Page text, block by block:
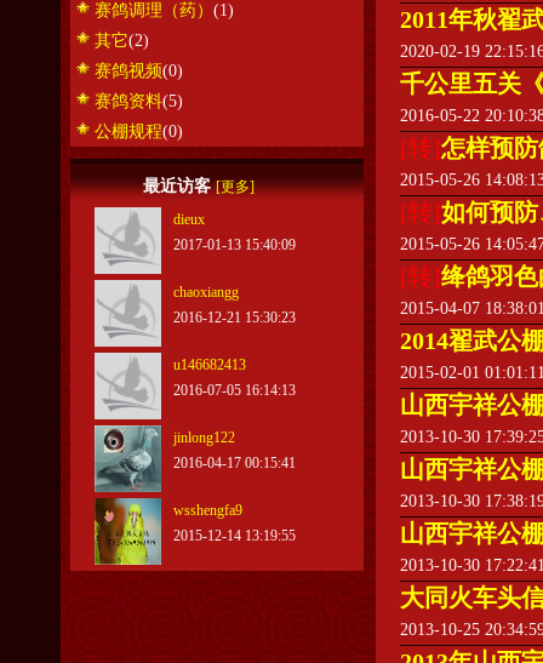
赛鸽调理（药） (1)
其它(2)
赛鸽视频(0)
赛鸽资料(5)
公棚规程(0)
最近访客[更多]
dieux
2017-01-13 15:40:09
chaoxiangg
2016-12-21 15:30:23
u146682413
2016-07-05 16:14:13
jinlong122
2016-04-17 00:15:41
wsshengfa9
2015-12-14 13:19:55
2011年秋翟
2020-02-19
千公里五关
2016-05-22
[转]怎样预
2015-05-26
[转]如何预
2015-05-26
[转]绛鸽羽
2015-04-07
2014翟武公
2015-02-01
山西宇祥公
2013-10-30
山西宇祥公
2013-10-30
山西宇祥公
2013-10-30
大同火车头
2013-10-25